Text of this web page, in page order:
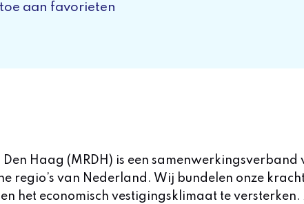
aan favorieten
Haag (MRDH) is een samenwerkingsverband
regio’s van Nederland. Wij bundelen onze
het economisch vestigingsklimaat te